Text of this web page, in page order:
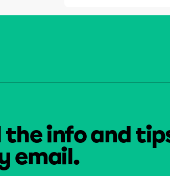
the info and
email.